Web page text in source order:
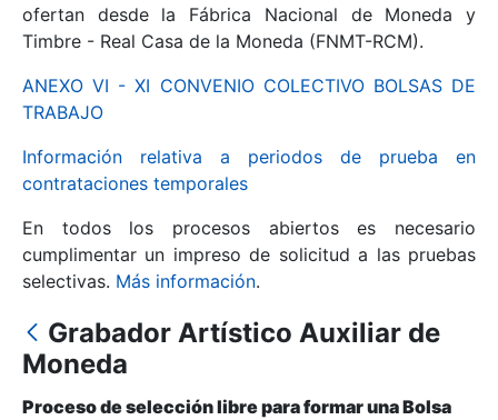
Mostrar/Ocultar
Mostrar/Ocultar
ofertan desde la Fábrica Nacional de Moneda y
Timbre - Real Casa de la Moneda (FNMT-RCM).
ANEXO VI - XI CONVENIO COLECTIVO BOLSAS DE
TRABAJO
Información relativa a periodos de prueba en
contrataciones temporales
En todos los procesos abiertos es necesario
cumplimentar un impreso de solicitud a las pruebas
selectivas. Más información.
Grabador Artístico Auxiliar de
Moneda
Proceso de selección libre para formar una Bolsa